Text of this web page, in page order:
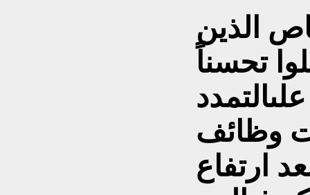
الذين
تحسناً
وظائف
ارتفاع